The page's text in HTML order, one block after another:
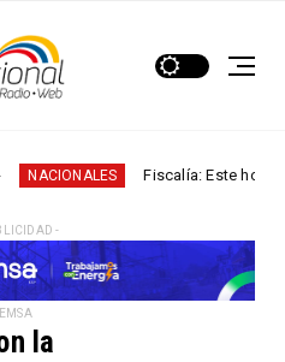
Fiscalía: Este hombre
-
EMSA
la